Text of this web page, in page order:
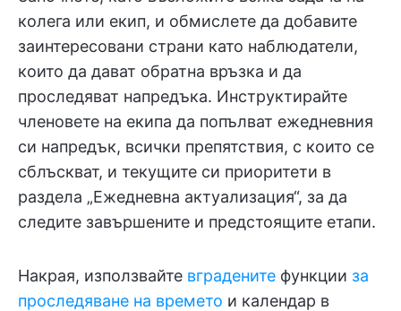
колега или екип, и обмислете да добавите
заинтересовани страни като наблюдатели,
които да дават обратна връзка и да
проследяват напредъка. Инструктирайте
членовете на екипа да попълват ежедневния
си напредък, всички препятствия, с които се
сблъскват, и текущите си приоритети в
раздела „Ежедневна актуализация“, за да
следите завършените и предстоящите етапи.
Накрая, използвайте вградените функции за
проследяване на времето и календар в